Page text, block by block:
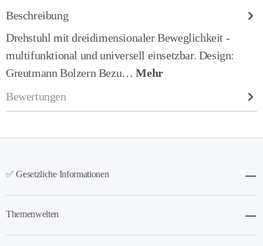
Beschreibung
Drehstuhl mit dreidimensionaler Beweglichkeit -
multifunktional und universell einsetzbar. Design:
Greutmann Bolzern Bezu…Mehr
Bewertungen
✅ Gesetzliche Informationen
Themenwelten